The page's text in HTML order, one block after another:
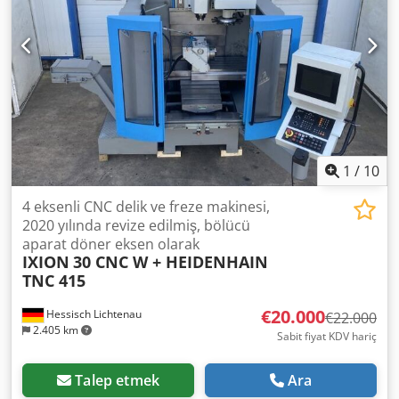
1 / 10
Hessisch Lichtenau
2.405 km
4 eksenli CNC delik ve freze makinesi,
2020 yılında revize edilmiş, bölücü
aparat döner eksen olarak
IXION 30 CNC W + HEIDENHAIN
TNC 415
€20.000€22.000
Sabit fiyat KDV hariç
Talep etmek Ara